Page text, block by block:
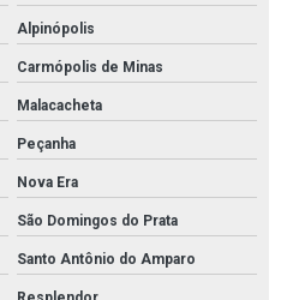
Alpinópolis
Carmópolis de Minas
Malacacheta
Peçanha
Nova Era
São Domingos do Prata
Santo Antônio do Amparo